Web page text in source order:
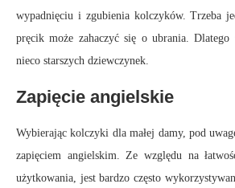
wypadnięciu i zgubienia kolczyków. Trzeba
pręcik może zahaczyć się o ubrania. Dlatego
nieco starszych dziewczynek.
Zapięcie angielskie
Wybierając kolczyki dla małej damy, pod
zapięciem angielskim. Ze względu na
użytkowania, jest bardzo często